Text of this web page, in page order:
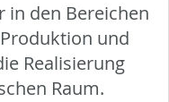
in den Bereichen
und
Realisierung
Raum.